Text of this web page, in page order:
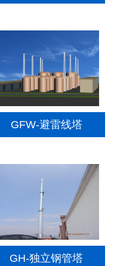
GFW-避雷线塔
GH-独立钢管塔